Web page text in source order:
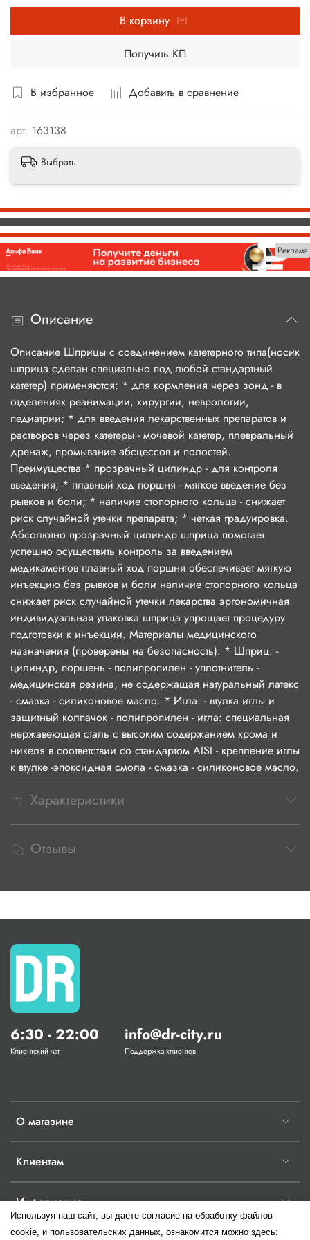
В избранное Добавить в сравнение
арт. 163138
В корзину
Получить КП
Выбрать
Реклама
Описание
Описание Шприцы с соединением катетерного типа(носик
шприца сделан специально под любой стандартный
катетер) применяются: * для кормления через зонд - в
отделениях реанимации, хирургии, неврологии,
педиатрии; * для введения лекарственных препаратов и
растворов через катетеры - мочевой катетер, плевральный
дренаж, промывание абсцессов и полостей.
Преимущества * прозрачный цилиндр - для контроля
введения; * плавный ход поршня - мягкое введение без
рывков и боли; * наличие стопорного кольца - снижает
риск случайной утечки препарата; * четкая градуировка.
Абсолютно прозрачный цилиндр шприца помогает
успешно осуществить контроль за введением
медикаментов плавный ход поршня обеспечивает мягкую
инъекцию без рывков и боли наличие стопорного кольца
снижает риск случайной утечки лекарства эргономичная
индивидуальная упаковка шприца упрощает процедуру
подготовки к инъекции. Материалы медицинского
назначения (проверены на безопасность): * Шприц: -
цилиндр, поршень - полипропилен - уплотнитель -
медицинская резина, не содержащая натуральный латекс
- смазка - силиконовое масло. * Игла: - втулка иглы и
защитный колпачок - полипропилен - игла: специальная
нержавеющая сталь с высоким содержанием хрома и
никеля в соответствии со стандартом AISI - крепление иглы
к втулке -эпоксидная смола - смазка - силиконовое масло.
Характеристики
Отзывы
О магазине
Клиентам
Информация
6:30 - 22:00
Клиентский чат
info@dr-city.ru
Поддержка клиентов
Используя наш сайт, вы даете согласие на обработку файлов
cookie, и пользовательских данных, ознакомится можно здесь: